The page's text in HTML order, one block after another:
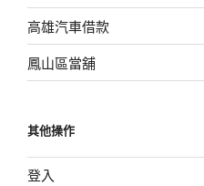
高雄汽車借款
鳳山區當舖
其他操作
登入